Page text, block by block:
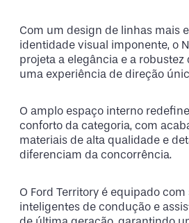
Com um design de linhas mais
identidade visual imponente, o
projeta a elegância e a robustez
uma experiência de direção
O amplo espaço interno
conforto da categoria, com
materiais de alta qualidade e
diferenciam da concorrência.
O Ford Territory é equipado
inteligentes de condução e